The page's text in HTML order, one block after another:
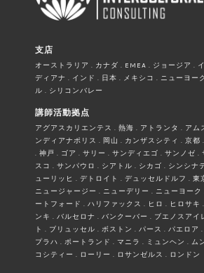
支店
オーストラリア . カナダ . EMEA . ジョージア .
ディアナ . インド . 日本 . メキシコ . ニューヨー
ル . シリコンバレー
講師活動拠点
アグアスカリエンテス . 熱海 . アトランタ . アム
ンディアナポリス . 岡山 . カンザスシティ . 京都
. 神戸 . ゴア . サリー . サンディエゴ . サンノゼ .
スコ . サンパウロ . シアトル . シカゴ . シンシナ
ューリッヒ . デトロイト . デュッセルドルフ . 東
ニュージャージー . ニューデリー . ニューヨーク
ートフォード . ハリファックス . ヒロ . ヒロサキ
ンキ . バルセロナ . バンクーバー . ブエノスアイ
ト . ブリュッセル . ボストン . パース . パエロア
プラハ . ポートランド . マニラ . ミュンヘン . ム
コシティー . ローリー . ロサンゼルス . ロンドン